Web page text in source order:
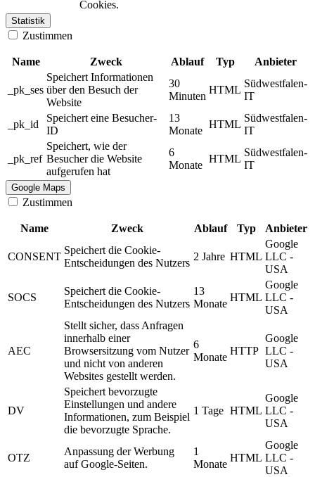
Cookies.
Statistik
Zustimmen
Name Zweck Ablauf Typ Anbieter
_pk_ses
Speichert Informationen
über den Besuch der
Website
30
Minuten
HTML
Südwestfalen-
IT
_pk_id
Speichert eine Besucher-
ID
13
Monate
HTML
Südwestfalen-
IT
_pk_ref
Speichert, wie der
Besucher die Website
aufgerufen hat
6
Monate
HTML
Südwestfalen-
IT
Google Maps
Zustimmen
Name Zweck Ablauf Typ Anbieter
CONSENT
Speichert die Cookie-
Entscheidungen des Nutzers
2 Jahre HTML
Google
LLC -
USA
SOCS
Speichert die Cookie-
Entscheidungen des Nutzers
13
Monate
HTML
Google
LLC -
USA
AEC
Stellt sicher, dass Anfragen
innerhalb einer
Browsersitzung vom Nutzer
und nicht von anderen
Websites gestellt werden.
6
Monate
HTTP
Google
LLC -
USA
DV
Speichert bevorzugte
Einstellungen und andere
Informationen, zum Beispiel
die bevorzugte Sprache.
1 Tage HTML
Google
LLC -
USA
OTZ
Anpassung der Werbung
auf Google-Seiten.
1
Monate
HTML
Google
LLC -
USA